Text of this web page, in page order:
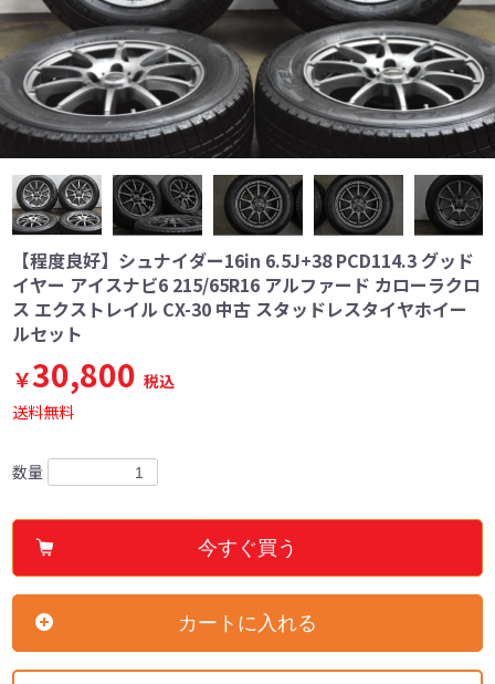
【程度良好】シュナイダー16in 6.5J+38 PCD114.3 グッド
イヤー アイスナビ6 215/65R16 アルファード カローラクロ
ス エクストレイル CX-30 中古 スタッドレスタイヤホイー
ルセット
￥30,800 税込
送料無料
数量
今すぐ買う
カートに入れる